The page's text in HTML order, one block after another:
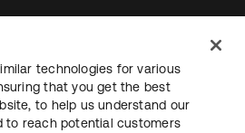
technologies for various
that you get the best
to help us understand our
to reach potential customers